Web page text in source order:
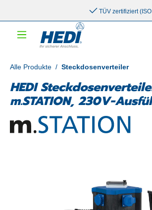
TÜV zertifiziert (ISO
Alle Produkte / Steckdosenverteiler
HEDI
m.STATION, 230V-